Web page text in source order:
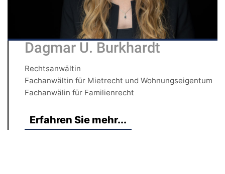
Dagmar U. Burkhardt
Rechtsanwältin
Fachanwältin für Mietrecht und Wohnungseigentum
Fachanwälin für Familienrecht
Erfahren Sie mehr...